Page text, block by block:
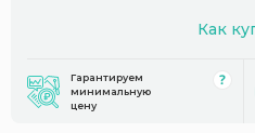
Как
Гарантируем
минимальную
цену